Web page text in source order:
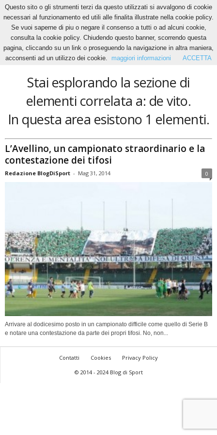
Home Tags De vito
de vito
Stai esplorando la sezione di
elementi correlata a: de vito.
In questa area esistono 1 elementi.
L’Avellino, un campionato straordinario e la
contestazione dei tifosi
Redazione BlogDiSport - Mag 31, 2014 0
Arrivare al dodicesimo posto in un campionato difficile come quello di Serie B
e notare una contestazione da parte dei propri tifosi. No, non...
Contatti Cookies
Privacy Policy
© 2014 - 2024 Blog di Sport
Questo sito o gli strumenti terzi da questo utilizzati si avvalgono di cookie
necessari al funzionamento ed utili alle finalita illustrate nella cookie policy.
Se vuoi saperne di piu o negare il consenso a tutti o ad alcuni cookie,
consulta la cookie policy. Chiudendo questo banner, scorrendo questa
pagina, cliccando su un link o proseguendo la navigazione in altra maniera,
acconsenti ad un utilizzo dei cookie.
maggiori informazioni ACCETTA